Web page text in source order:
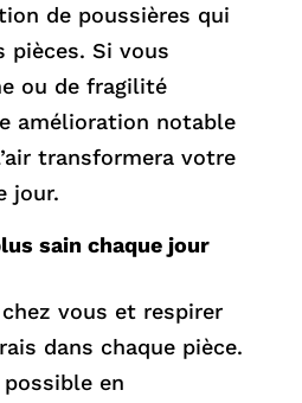
de poussières qui
Si vous
ou de fragilité
amélioration notable
transformera votre
jour.
sain chaque jour
vous et respirer
dans chaque pièce.
en